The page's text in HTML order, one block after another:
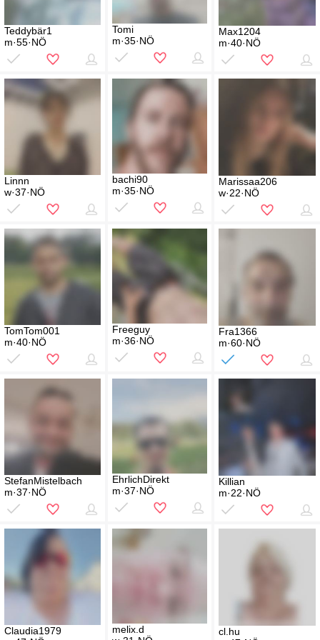
Teddybär1
m·55·NÖ
Tomi
m·35·NÖ
Max1204
m·40·NÖ
Linnn
w·37·NÖ
bachi90
m·35·NÖ
Marissaa206
w·22·NÖ
TomTom001
m·40·NÖ
Freeguy
m·36·NÖ
Fra1366
m·60·NÖ
StefanMistelbach
m·37·NÖ
EhrlichDirekt
m·37·NÖ
Killian
m·22·NÖ
Claudia1979
melix.d
cl.hu